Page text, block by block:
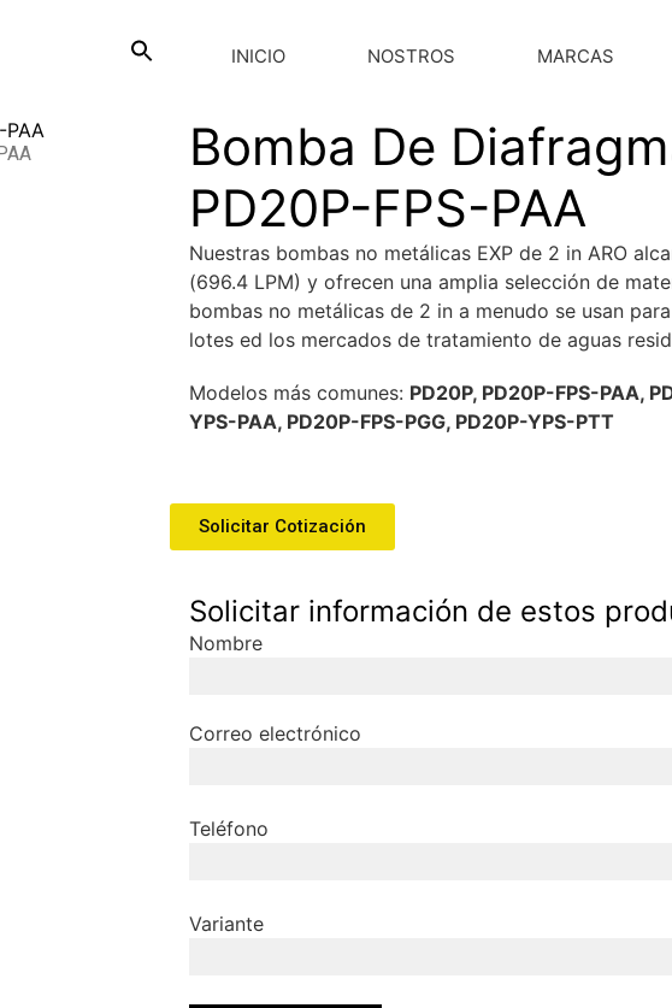
INICIO NOSTROS MARCAS
Bomba De
PD20P-FPS-PAA
Nuestras bombas no metálicas EXP de 2 in ARO
(696.4 LPM) y ofrecen una amplia selección de
bombas no metálicas de 2 in a menudo se usan
lotes ed los mercados de tratamiento de aguas
Modelos más comunes: PD20P, PD20P-FPS-PAA,
YPS-PAA, PD20P-FPS-PGG, PD20P-YPS-PTT
Solicitar Cotización
Solicitar información de estos
Nombre
Correo electrónico
Teléfono
Variante